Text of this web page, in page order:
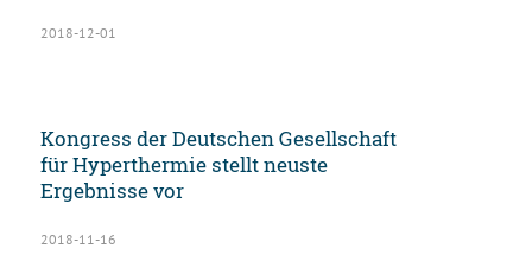
2018-12-01
Kongress der Deutschen Gesellschaft
für Hyperthermie stellt neuste
Ergebnisse vor
2018-11-16